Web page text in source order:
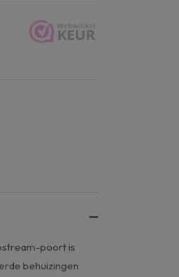
poort is
behuizingen